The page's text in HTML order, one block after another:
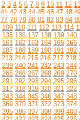
2 3 4 5 6 7 8 9 10 11 12
41 42 43 44 45 46 47 48
77 78 79 80 81 82 83 84
109 110 111 112 113 114
135 136 137 138 139 140
161 162 163 164 165 166
187 188 189 190 191 192
213 214 215 216 217 218
239 240 241 242 243 244
265 266 267 268 269 270
291 292 293 294 295 296
317 318 319 320 321 322
343 344 345 346 347 348
369 370 371 372 373 374
395 396 397 398 399 400